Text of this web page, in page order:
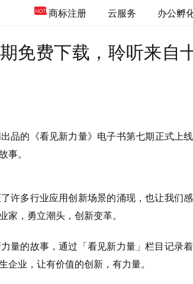
商标注册 云服务 办公孵
免费下载，聆听来自
品的《看见新力量》电子书第七期正式上
。
许多行业应用创新场景的涌现，也让我们
，勇立潮头，创新变革。
量的故事，通过「看见新力量」栏目记录
业，让有价值的创新，有力量。